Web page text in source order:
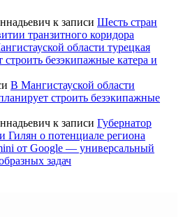
к записи Шесть стран
транзитного коридора
области турецкая
безэкипажные катера и
В Мангистауской области
строить безэкипажные
к записи Губернатор
Гилян о потенциале региона
от Google — универсальный
задач